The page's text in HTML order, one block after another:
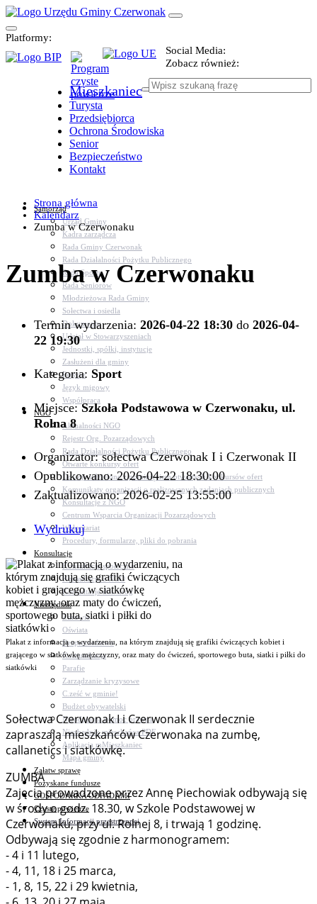
Platformy:
Social Media:
Zobacz również:
Mieszkaniec
Turysta
Przedsiębiorca
Ochrona Środowiska
Senior
Bezpieczeństwo
Kontakt
Samorząd
Urząd Gminy
Kadra zarządcza
Rada Gminy Czerwonak
Rada Działalności Pożytku Publicznego
Rada Sportu
Rada Seniorów
Młodzieżowa Rada Gminy
Sołectwa i osiedla
Dokumenty
Udział w Stowarzyszeniach
Jednostki, spółki, instytucje
Zasłużeni dla gminy
Petycje
Język migowy
Współpraca
NGO
Aktualności NGO
Rejestr Org. Pozarządowych
Rada Działalności Pożytku Publicznego
Otwarte konkursy ofert
Dotacje udzielone z pominięciem otwartych konkursów ofert
Komunikaty organizacji o realizowanych zadaniach publicznych
Konsultacje z NGO
Centrum Wsparcia Organizacji Pozarządowych
Wolontariat
Procedury, formularze, pliki do pobrania
Konsultacje
Konsultacje społeczne
Konsultacje z NGO
Konsultacje dot. dróg
Niezbędnik
Zdrowie
Oświata
Bezpieczeństwo
Komunikacja
Parafie
Zarządzanie kryzysowe
C.ześć w gminie!
Budżet obywatelski
Nieodpłatna pomoc prawna
Niezbędnik mieszkańca PDF
Aplikacja mMieszkaniec
Mapa gminy
Załatw sprawę
Pozyskane fundusze
GOSPODARKA ODPADAMI
Czyste powietrze
System Informacji przestrzennej
Strona główna
Kalendarz
Zumba w Czerwonaku
Zumba w Czerwonaku
Termin wydarzenia: 2026-04-22 18:30 do 2026-04-
22 19:30
Kategoria: Sport
Miejsce:Szkoła Podstawowa w Czerwonaku, ul.
Rolna 8
Organizator: sołectwa Czerwonak I i Czerwonak II
Opublikowano: 2026-04-22 18:30:00
Zaktualizowano: 2026-02-25 13:55:00
Wydrukuj
Plakat z informacją o wydarzeniu, na którym znajdują się grafiki ćwiczących kobiet i
grającego w siatkówkę mężczyzny, oraz maty do ćwiczeń, sportowego buta, siatki i piłki do
siatkówki
Sołectwa Czerwonak I i Czerwonak II serdecznie
zapraszają mieszkańców Czerwonaka na zumbę,
callanetics i siatkówkę.
ZUMBA
Zajęcia prowadzone przez Annę Piechowiak odbywają się
w środy o godz. 18.30, w Szkole Podstawowej w
Czerwonaku, przy ul. Rolnej 8, i trwają 1 godzinę.
Odbywają się zgodnie z harmonogramem:
- 4 i 11 lutego,
- 4, 11, 18 i 25 marca,
- 1, 8, 15, 22 i 29 kwietnia,